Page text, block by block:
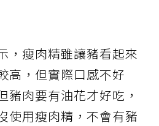
，瘦肉精雖讓豬看起來
高，但實際口感不好
豬肉要有油花才好吃，
使用瘦肉精，不會有豬